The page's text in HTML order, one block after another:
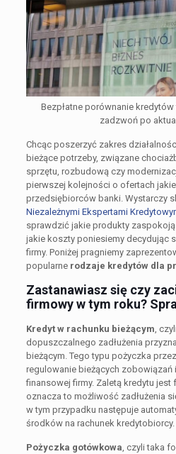
Bezpłatne porównanie
zadzwoń po
Chcąc poszerzyć zakres
bieżące potrzeby, związane
sprzętu, rozbudową czy
pierwszej kolejności o ofertach
przedsiębiorców banki. Wystarczy
Niezależnymi Ekspertami
sprawdzić jakie produkty
jakie koszty poniesiemy decydując
firmy. Poniżej pragniemy
popularne rodzaje kredytów dla
Zastanawiasz się czy
firmowy w tym roku?
Kredyt w rachunku bieżącym ,
dopuszczalnego zadłużenia
bieżącym. Tego typu pożyczka
regulowanie bieżących zobowiązań
finansowej firmy. Zaletą kredytu jest
oznacza to możliwość zadłużenia
w tym przypadku następuje
środków na rachunek kredytobiorcy.
Pożyczka gotówkowa , czyli taka